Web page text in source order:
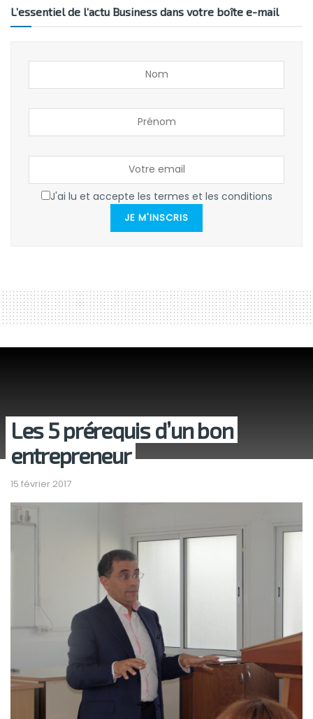
L’essentiel de l’actu Business dans votre boîte e-mail
J'ai lu et accepte les termes et les conditions
JE M'INSCRIS
Les 5 prérequis d’un bon
entrepreneur
15 février 2017